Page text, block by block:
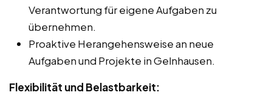
Verantwortung für eigene Aufgaben zu
übernehmen.
Proaktive Herangehensweise an neue
Aufgaben und Projekte in Gelnhausen.
Flexibilität und Belastbarkeit: